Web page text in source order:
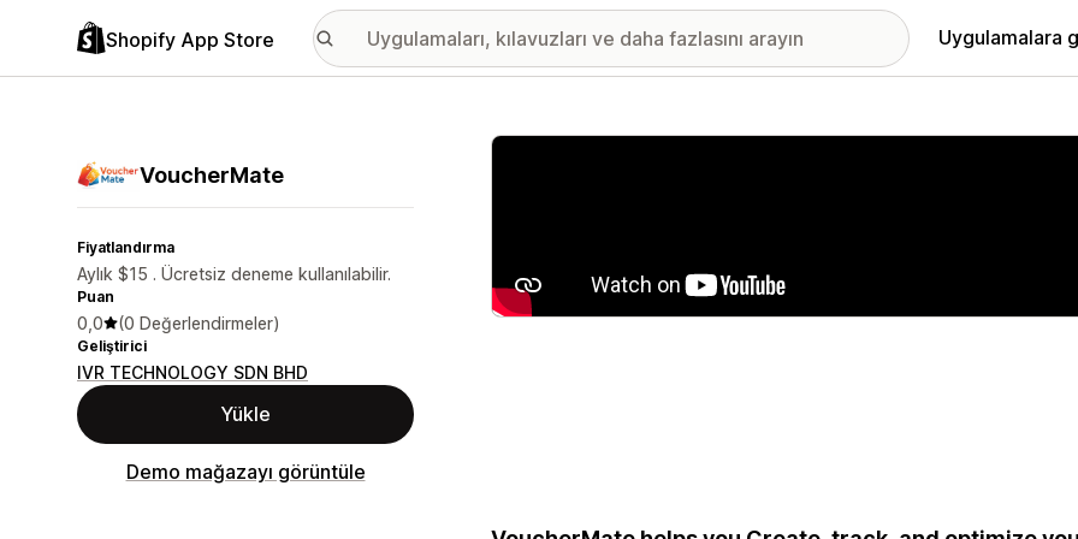
Shopify App Store Uygulamalara
VoucherMate
Fiyatlandırma
Aylık $15 . Ücretsiz deneme kullanılabilir.
Puan
0,0 (0 Değerlendirmeler)
Geliştirici
IVR TECHNOLOGY SDN BHD
Yükle
Demo mağazayı görüntüle
Öne çıkan görsel galerisi